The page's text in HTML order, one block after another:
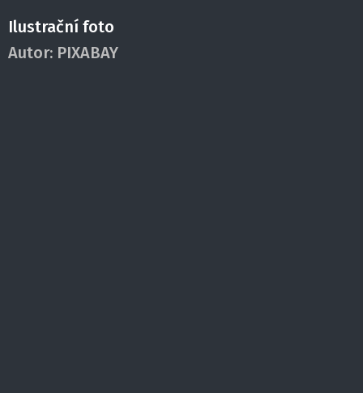
Ilustrační foto
Autor: PIXABAY